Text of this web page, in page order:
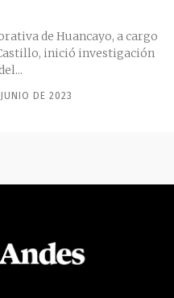
de Huancayo, a cargo
inició investigación
DE 2023